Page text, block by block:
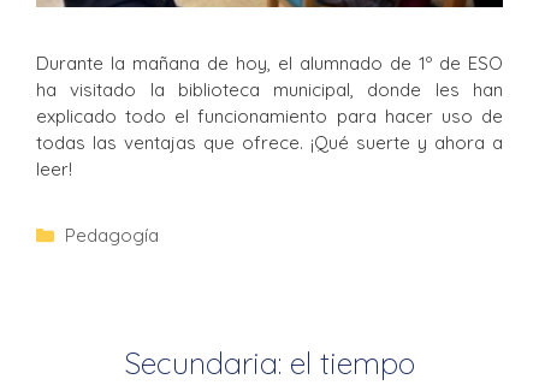
Durante la mañana de hoy, el alumnado de 1º de ESO
ha visitado la biblioteca municipal, donde les han
explicado todo el funcionamiento para hacer uso de
todas las ventajas que ofrece. ¡Qué suerte y ahora a
leer!
Pedagogía
Secundaria: el tiempo